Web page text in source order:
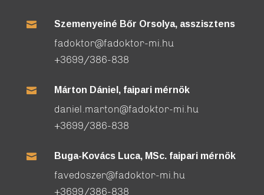
 Szemenyeiné Bőr Orsolya, asszisztens
fadoktor@fadoktor-mi.hu
+3699/386-838
 Márton Dániel, faipari mérnök
daniel.marton@fadoktor-mi.hu
+3699/386-838
 Buga-Kovács Luca, MSc. faipari mérnök
favedoszer@fadoktor-mi.hu
+3699/386-838